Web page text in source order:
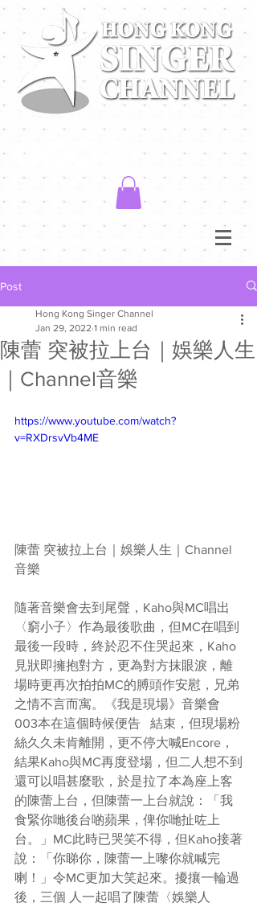
Post
陳蕾 突被拉上台｜娛樂人生
｜Channel音樂
Hong Kong Singer Channel
Jan 29, 2022 1 min read
https://www.youtube.com/watch?
v=RXDrsvVb4ME
陳蕾 突被拉上台｜娛樂人生｜Channel
音樂
隨著音樂會去到尾聲，Kaho與MC唱出
〈窮小子〉作為最後歌曲，但MC在唱到
最後一段時，終於忍不住哭起來，Kaho
見狀即擁抱對方，更為對方抹眼淚，離
場時更再次拍拍MC的膊頭作安慰，兄弟
之情不言而寓。《我是現場》音樂會
003本在這個時候便告   結束，但現場粉
絲久久未肯離開，更不停大喊Encore，
結果Kaho與MC再度登場，但二人想不到
還可以唱甚麼歌，於是拉了本為座上客
的陳蕾上台，但陳蕾一上台就說：「我
食緊你哋後台啲蘋果，俾你哋扯咗上
台。」MC此時已哭笑不得，但Kaho接著
說：「你睇你，陳蕾一上嚟你就喊完
喇！」令MC更加大笑起來。擾攘一輪過
後，三個 人一起唱了陳蕾〈娛樂人